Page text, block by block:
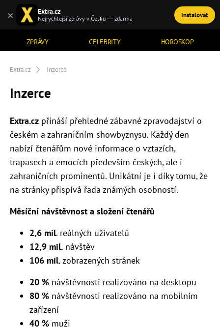
ZPRÁVY CELEBRITY HOROSKOP
TÉMATA
Extra.cz Inzerce
Inzerce
Extra.cz přináší přehledné zábavné zpravodajství o
českém a zahraničním showbyznysu. Každý den
nabízí čtenářům nové informace o vztazích,
trapasech a emocích především českých, ale i
zahraničních prominentů. Unikátní je i díky tomu, že
na stránky přispívá řada známých osobností.
Měsíční návštěvnost a složení čtenářů
2,6 mil. reálných uživatelů
12,9 mil. návštěv
106 mil.zobrazených stránek
20 % návštěvnosti realizováno na desktopu
80 % návštěvnosti realizováno na mobilním
zařízení
40 % muži
× Extra.cz
Nejrychlejší zprávy v Česku — zdarma Instalovat